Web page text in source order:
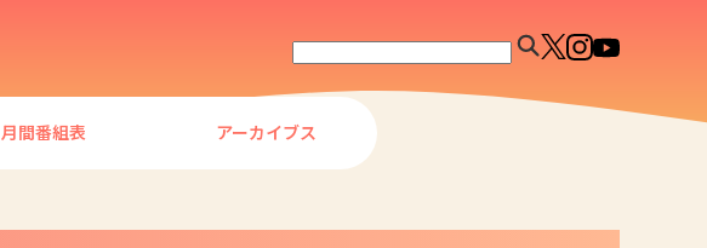
月間番組表 アーカイブス